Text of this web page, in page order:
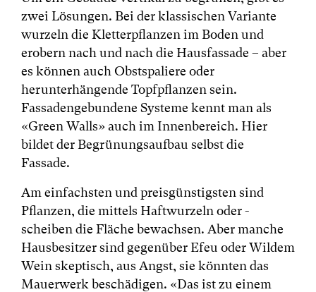
zwei Lösungen. Bei der klassischen Variante
wurzeln die Kletterpflanzen im Boden und
erobern nach und nach die Hausfassade – aber
es können auch Obstspaliere oder
herunterhängende Topfpflanzen sein.
Fassadengebundene Systeme kennt man als
«Green Walls» auch im Innenbereich. Hier
bildet der Begrünungsaufbau selbst die
Fassade.
Am einfachsten und preisgünstigsten sind
Pflanzen, die mittels Haftwurzeln oder -
scheiben die Fläche bewachsen. Aber manche
Hausbesitzer sind gegenüber Efeu oder Wildem
Wein skeptisch, aus Angst, sie könnten das
Mauerwerk beschädigen. «Das ist zu einem